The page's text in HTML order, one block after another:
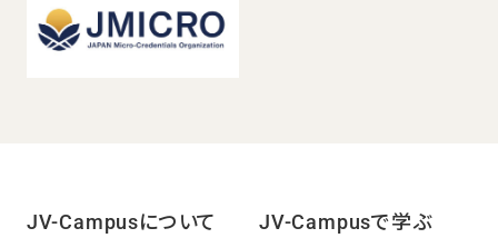
JV-Campusについて JV-Campusで学ぶ